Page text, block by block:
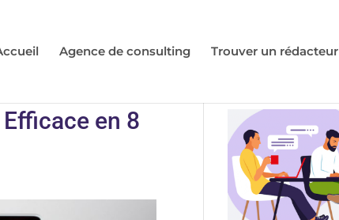
Agence de consulting Trouver un rédacteur
en 8